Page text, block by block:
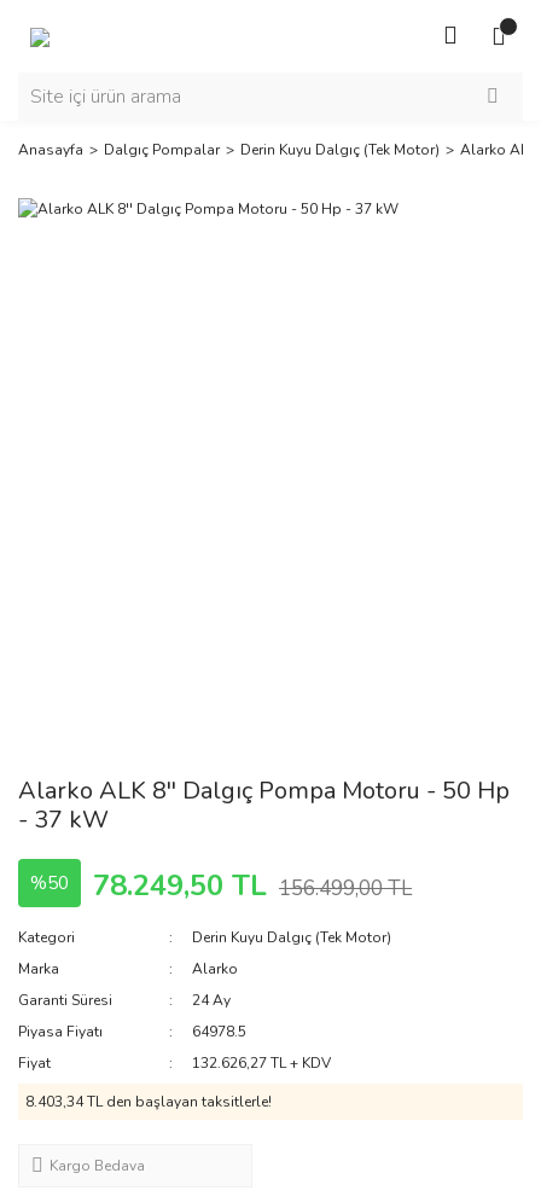
Anasayfa Dalgıç Pompalar Derin Kuyu Dalgıç (Tek Motor) Alarko ALK
Alarko ALK 8'' Dalgıç Pompa Motoru - 50 Hp
- 37 kW
%50 78.249,50 TL 156.499,00 TL
Kategori
Derin Kuyu Dalgıç (Tek Motor)
Marka
Alarko
Garanti Süresi
24 Ay
Piyasa Fiyatı
64978.5
Fiyat
132.626,27 TL + KDV
8.403,34 TL den başlayan taksitlerle!
Kargo Bedava